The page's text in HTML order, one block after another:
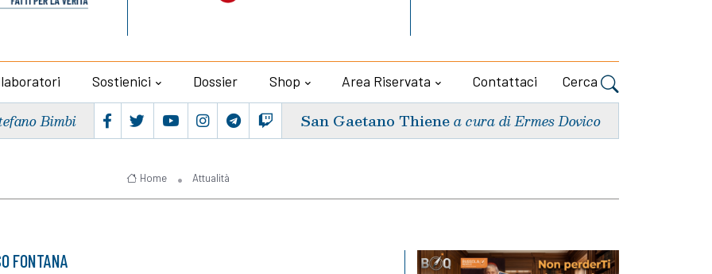
Sostienici Dossier Shop Area Riservata Contattaci Cerca
Bimbi San Gaetano Thiene a cura di Ermes Dovico
Home Attualità
FONTANA